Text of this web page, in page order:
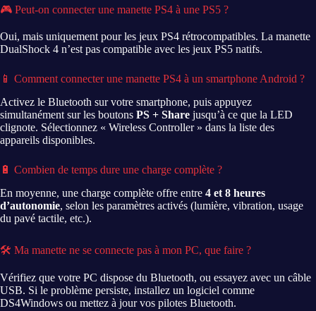
🎮 Peut-on connecter une manette PS4 à une PS5 ?
Oui, mais uniquement pour les jeux PS4 rétrocompatibles. La manette
DualShock 4 n’est pas compatible avec les jeux PS5 natifs.
📱 Comment connecter une manette PS4 à un smartphone Android ?
Activez le Bluetooth sur votre smartphone, puis appuyez
simultanément sur les boutons PS + Share jusqu’à ce que la LED
clignote. Sélectionnez « Wireless Controller » dans la liste des
appareils disponibles.
🔋 Combien de temps dure une charge complète ?
En moyenne, une charge complète offre entre 4 et 8 heures
d’autonomie, selon les paramètres activés (lumière, vibration, usage
du pavé tactile, etc.).
🛠 Ma manette ne se connecte pas à mon PC, que faire ?
Vérifiez que votre PC dispose du Bluetooth, ou essayez avec un câble
USB. Si le problème persiste, installez un logiciel comme
DS4Windows ou mettez à jour vos pilotes Bluetooth.